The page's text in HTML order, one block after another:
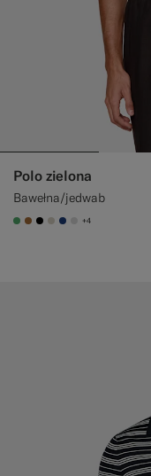
Polo zielona
Bawełna/jedwab
#50AA6A
#A56C36
#000000
#D7D1C3
#1C3D7A
#D9DADA
+4